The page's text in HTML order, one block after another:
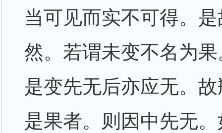
当可见而实不可得。
然。若谓未变不名为
是变先无后亦应无。
是果者。则因中先无